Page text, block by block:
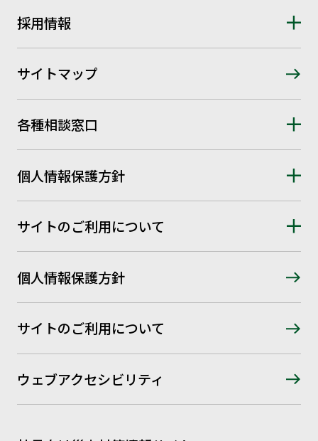
採用情報
サイトマップ
各種相談窓口
個人情報保護方針
サイトのご利用について
個人情報保護方針
サイトのご利用について
ウェブアクセシビリティ